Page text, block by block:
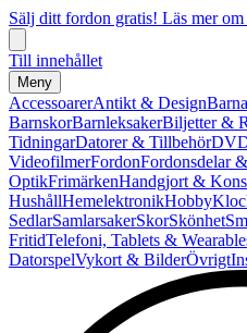
Sälj ditt fordon gratis! Läs mer
Till innehållet
Meny
AccessoarerAntikt & Design
BarnskorBarnleksakerBiljetter &
TidningarDatorer & Tillbehör
VideofilmerFordonFordonsdelar
OptikFrimärkenHandgjort &
HushållHemelektronikHobby
SedlarSamlarsakerSkorSkönhet
FritidTelefoni, Tablets &
DatorspelVykort & BilderÖvrigt